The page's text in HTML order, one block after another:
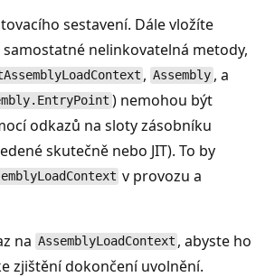
sestavení. Dále vložíte
nelinkovatelná metody,
, Assembly , a
) nemohou být
odkazů na sloty zásobníku
skutečně nebo JIT). To by
v provozu a
na AssemblyLoadContext , abyste ho
zjištění dokončení uvolnění.